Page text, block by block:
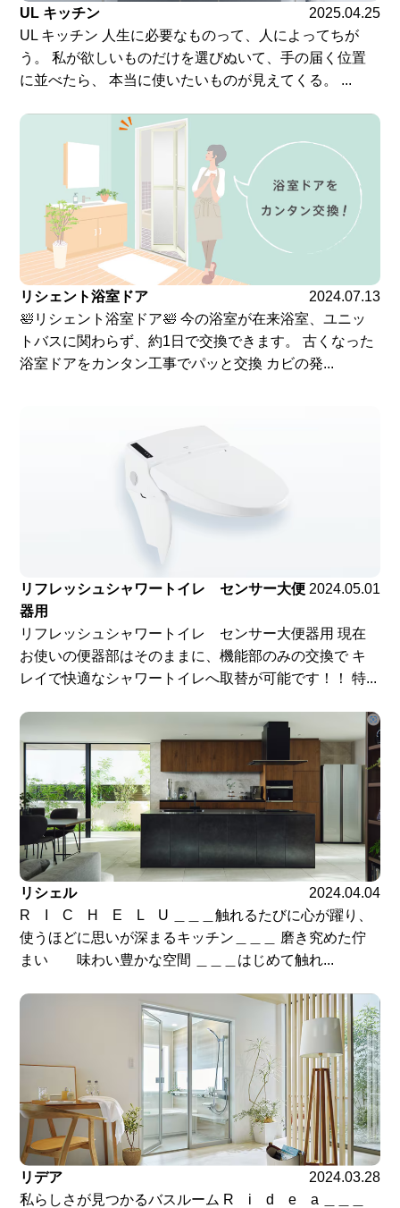
UL キッチン
2025.04.25
UL キッチン 人生に必要なものって、人によってちが
う。 私が欲しいものだけを選びぬいて、手の届く位置
に並べたら、 本当に使いたいものが見えてくる。 ...
リシェント浴室ドア
2024.07.13
🛀リシェント浴室ドア🛀 今の浴室が在来浴室、ユニッ
トバスに関わらず、約1日で交換できます。 古くなった
浴室ドアをカンタン工事でパッと交換 カビの発...
リフレッシュシャワートイレ センサー大便
器用
2024.05.01
リフレッシュシャワートイレ センサー大便器用 現在
お使いの便器部はそのままに、機能部のみの交換で キ
レイで快適なシャワートイレへ取替が可能です！！ 特...
リシェル
2024.04.04
R I C H E L U ＿＿＿触れるたびに心が躍り、
使うほどに思いが深まるキッチン＿＿＿ 磨き究めた佇
まい 味わい豊かな空間 ＿＿＿はじめて触れ...
リデア
2024.03.28
私らしさが見つかるバスルーム R i d e a ＿＿＿